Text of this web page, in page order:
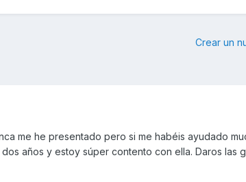
Crear un
me he presentado pero si me habéis ayudado
años y estoy súper contento con ella. Daros las